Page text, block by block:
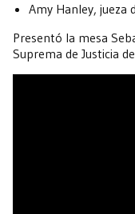
Amy Hanley, jueza
Presentó la mesa
Suprema de Justicia